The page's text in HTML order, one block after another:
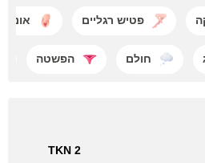
פטיש רגליים
חולם הפשטה
2 TKN